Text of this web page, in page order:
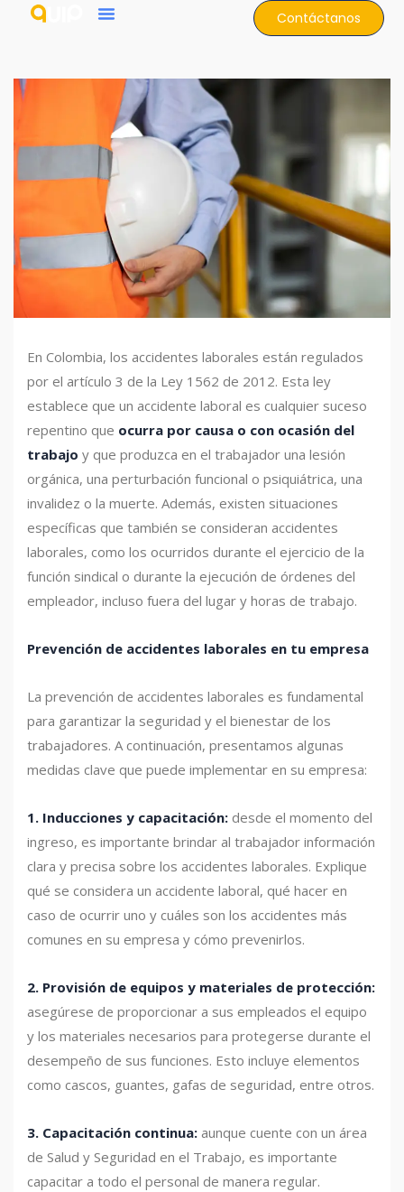
Contáctanos
En Colombia, los accidentes laborales están regulados
por el artículo 3 de la Ley 1562 de 2012. Esta ley
establece que un accidente laboral es cualquier suceso
repentino que ocurra por causa o con ocasión del
trabajo y que produzca en el trabajador una lesión
orgánica, una perturbación funcional o psiquiátrica, una
invalidez o la muerte. Además, existen situaciones
específicas que también se consideran accidentes
laborales, como los ocurridos durante el ejercicio de la
función sindical o durante la ejecución de órdenes del
empleador, incluso fuera del lugar y horas de trabajo.
Prevención de accidentes laborales en tu empresa
La prevención de accidentes laborales es fundamental
para garantizar la seguridad y el bienestar de los
trabajadores. A continuación, presentamos algunas
medidas clave que puede implementar en su empresa:
1. Inducciones y capacitación: desde el momento del
ingreso, es importante brindar al trabajador información
clara y precisa sobre los accidentes laborales. Explique
qué se considera un accidente laboral, qué hacer en
caso de ocurrir uno y cuáles son los accidentes más
comunes en su empresa y cómo prevenirlos.
2. Provisión de equipos y materiales de protección:
asegúrese de proporcionar a sus empleados el equipo
y los materiales necesarios para protegerse durante el
desempeño de sus funciones. Esto incluye elementos
como cascos, guantes, gafas de seguridad, entre otros.
3. Capacitación continua: aunque cuente con un área
de Salud y Seguridad en el Trabajo, es importante
capacitar a todo el personal de manera regular.